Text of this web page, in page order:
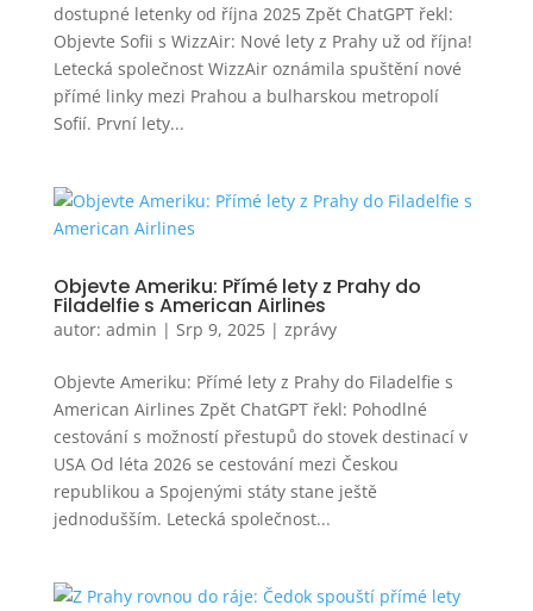
dostupné letenky od října 2025 Zpět ChatGPT řekl:
Objevte Sofii s WizzAir: Nové lety z Prahy už od října!
Letecká společnost WizzAir oznámila spuštění nové
přímé linky mezi Prahou a bulharskou metropolí
Sofií. První lety...
Objevte Ameriku: Přímé lety z Prahy do
Filadelfie s American Airlines
autor: admin | Srp 9, 2025| zprávy
Objevte Ameriku: Přímé lety z Prahy do Filadelfie s
American Airlines Zpět ChatGPT řekl: Pohodlné
cestování s možností přestupů do stovek destinací v
USA Od léta 2026 se cestování mezi Českou
republikou a Spojenými státy stane ještě
jednodušším. Letecká společnost...